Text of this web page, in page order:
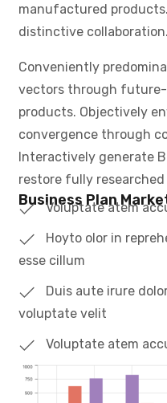
manufactured
distinctive collaboration.
Conveniently
vectors through
products. Objectively
convergence through
Interactively generate
restore fully
Business Plan
Voluptate atem
Hoyto olor in
esse cillum
Duis aute irure
voluptate velit
Voluptate atem